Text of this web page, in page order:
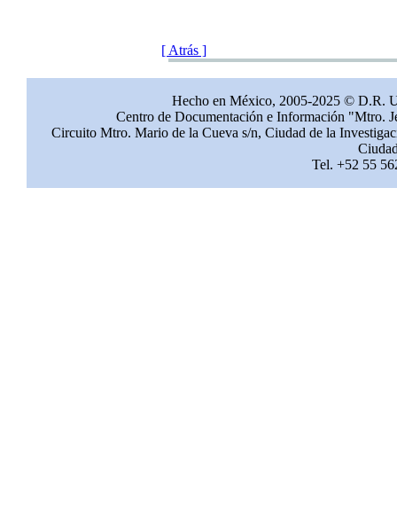
[ Atrás ]
Hecho en México, 2005-2025 © D.R.
Centro de Documentación e Información "Mtro.
Circuito Mtro. Mario de la Cueva s/n, Ciudad de la
Tel. +52 55